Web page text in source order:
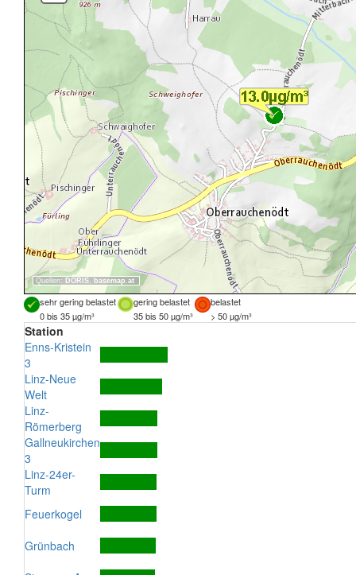
Quellen: DORIS, basemap.at
sehr gering belastet gering belastet
belastet
0 bis 35 µg/m³
35 bis 50 µg/m³ > 50 µg/m³
Station
Enns-Kristein
3
Linz-Neue
Welt
Linz-
Römerberg
Gallneukirchen
3
Linz-24er-
Turm
Feuerkogel
Grünbach